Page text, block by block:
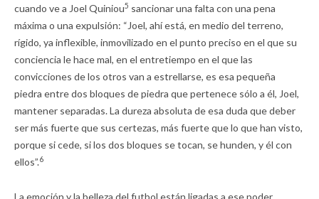
cuando ve a Joel Quiniou5 sancionar una falta con una pena
máxima o una expulsión: “Joel, ahí está, en medio del terreno,
rígido, ya inflexible, inmovilizado en el punto preciso en el que su
conciencia le hace mal, en el entretiempo en el que las
convicciones de los otros van a estrellarse, es esa pequeña
piedra entre dos bloques de piedra que pertenece sólo a él, Joel,
mantener separadas. La dureza absoluta de esa duda que deber
ser más fuerte que sus certezas, más fuerte que lo que han visto,
porque si cede, si los dos bloques se tocan, se hunden, y él con
ellos”.6
La emoción y la belleza del futbol están ligadas a ese poder